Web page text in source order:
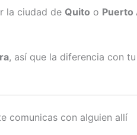
la ciudad de Quito o Puerto
, así que la diferencia con
comunicas con alguien allí